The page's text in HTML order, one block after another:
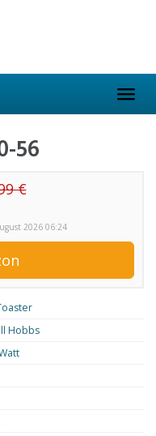
56
€
2026 06:24
Hobbs